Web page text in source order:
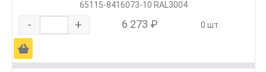
65115-8416073-10 RAL3004
- + 6 273 ₽ 0 шт.
Ä